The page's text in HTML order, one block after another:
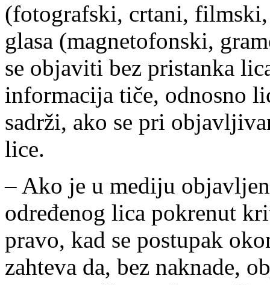
(fotografski, crtani,
glasa (magnetofonski,
se objaviti bez pristanka
informacija tiče, odnosno
sadrži, ako se pri
lice.
– Ako je u mediju
određenog lica pokrenut
pravo, kad se postupak
zahteva da, bez naknade,